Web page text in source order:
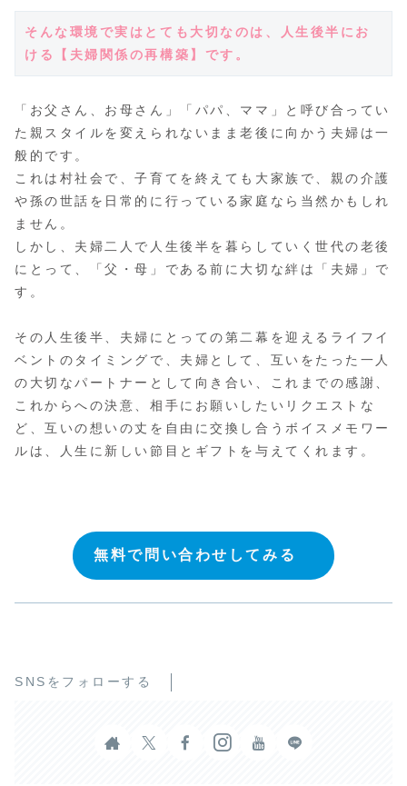
そんな環境で実はとても大切なのは、人生後半にお
ける【夫婦関係の再構築】です。
「お父さん、お母さん」「パパ、ママ」と呼び合ってい
た親スタイルを変えられないまま老後に向かう夫婦は一
般的です。
これは村社会で、子育てを終えても大家族で、親の介護
や孫の世話を日常的に行っている家庭なら当然かもしれ
ません。
しかし、夫婦二人で人生後半を暮らしていく世代の老後
にとって、「父・母」である前に大切な絆は「夫婦」で
す。
その人生後半、夫婦にとっての第二幕を迎えるライフイ
ベントのタイミングで、夫婦として、互いをたった一人
の大切なパートナーとして向き合い、これまでの感謝、
これからへの決意、相手にお願いしたいリクエストな
ど、互いの想いの丈を自由に交換し合うボイスメモワー
ルは、人生に新しい節目とギフトを与えてくれます。
無料で問い合わせしてみる
SNSをフォローする